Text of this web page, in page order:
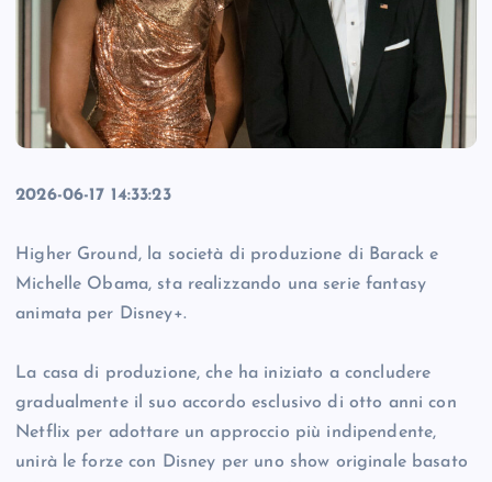
2026-06-17 14:33:23
Higher Ground, la società di produzione di Barack e
Michelle Obama, sta realizzando una serie fantasy
animata per Disney+.
La casa di produzione, che ha iniziato a concludere
gradualmente il suo accordo esclusivo di otto anni con
Netflix per adottare un approccio più indipendente,
unirà le forze con Disney per uno show originale basato